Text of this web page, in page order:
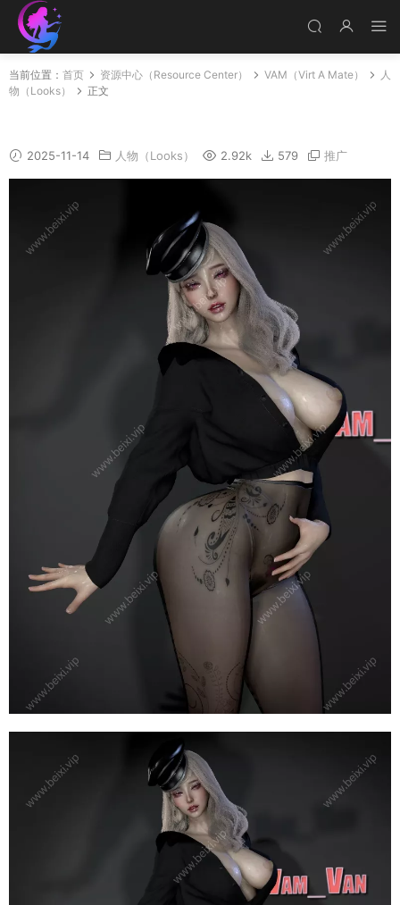
当前位置： 首页 资源中心（Resource Center） VAM（Virt A Mate）
人
物（Looks）
正文
2025-11-14 人物（Looks） 2.92k 579 推广